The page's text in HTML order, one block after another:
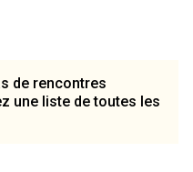
de rencontres
une liste de toutes les